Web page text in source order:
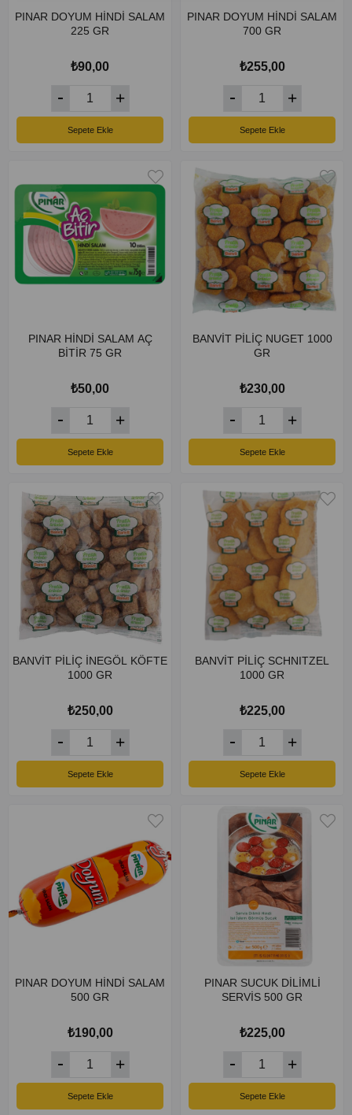
PINAR DOYUM HİNDİ SALAM
225 GR
₺90,00
Sepete Ekle
PINAR DOYUM HİNDİ SALAM
700 GR
₺255,00
Sepete Ekle
PINAR HİNDİ SALAM AÇ
BİTİR 75 GR
₺50,00
Sepete Ekle
BANVİT PİLİÇ NUGET 1000
GR
₺230,00
Sepete Ekle
BANVİT PİLİÇ İNEGÖL KÖFTE
1000 GR
₺250,00
Sepete Ekle
BANVİT PİLİÇ SCHNITZEL
1000 GR
₺225,00
Sepete Ekle
PINAR DOYUM HİNDİ SALAM
500 GR
₺190,00
Sepete Ekle
PINAR SUCUK DİLİMLİ
SERVİS 500 GR
₺225,00
Sepete Ekle